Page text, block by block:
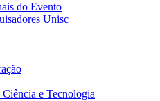
do Evento
Unisc
e Tecnologia